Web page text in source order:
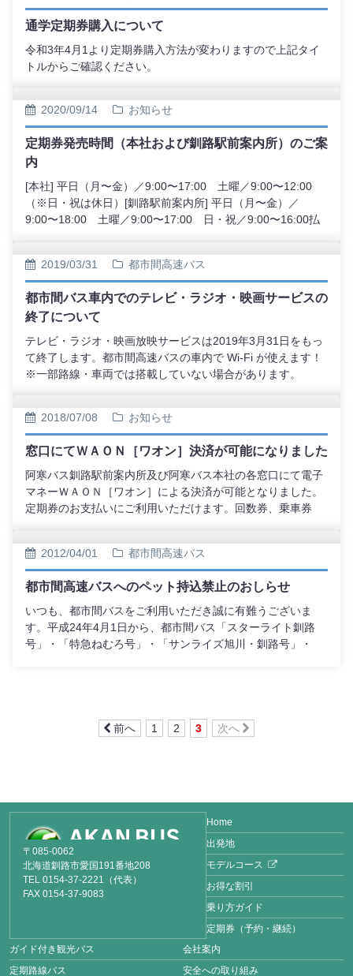
通学定期券購入について
令和3年4月1より定期券購入方法が変わりますので上記タイ
トルからご確認ください。
2020/09/14 お知らせ
定期券発売時間（本社および釧路駅前案内所）のご案
内
[本社] 平日（月〜金）／9:00〜17:00 土曜／9:00〜12:00
（※日・祝は休日）[釧路駅前案内所] 平日（月〜金）／
9:00〜18:00 土曜／9:00〜17:00 日・祝／9:00〜16:00払
2019/03/31 都市間高速バス
都市間バス車内でのテレビ・ラジオ・映画サービスの
終了について
テレビ・ラジオ・映画放映サービスは2019年3月31日をもっ
て終了します。都市間高速バスの車内で Wi-Fi が使えます！
※一部路線・車両では搭載していない場合があります。
2018/07/08 お知らせ
窓口にてＷＡＯＮ［ワオン］決済が可能になりました
阿寒バス釧路駅前案内所及び阿寒バス本社の各窓口にて電子
マネーＷＡＯＮ［ワオン］による決済が可能となりました。
定期券のお支払いにご利用いただけます。回数券、乗車券
可能となっております。（但し、チャージ後の返金は不可）
是非、ご利用ください。
2012/04/01 都市間高速バス
都市間高速バスへのペット持込禁止のおしらせ
いつも、都市間バスをご利用いただき誠に有難うございま
す。平成24年4月1日から、都市間バス「スターライト釧路
号」・「特急ねむろ号」・「サンライズ旭川・釧路号」・
前へ 1 2 3 次へ
〒085-0062
北海道釧路市愛国191番地208
TEL 0154-37-2221（代表）
FAX 0154-37-9083
Home
出発地
モデルコース
お得な割引
乗り方ガイド
定期券（予約・継続）
ガイド付き観光バス
定期路線バス
会社案内
安全への取り組み